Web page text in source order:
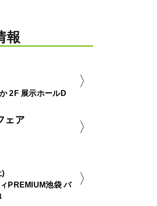
報
2F 展示ホールD
ェア
)
PREMIUM池袋 バ